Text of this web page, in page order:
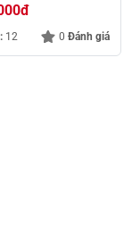
đ
12 0 Đánh giá